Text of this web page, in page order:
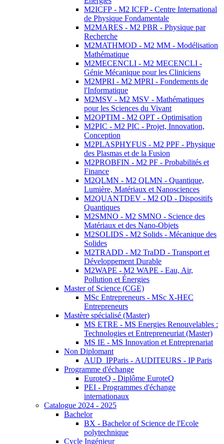
M2ICFP - M2 ICFP - Centre International
de Physique Fondamentale
M2MARES - M2 PBR - Physique par
Recherche
M2MATHMOD - M2 MM - Modélisation
Mathématique
M2MECENCLI - M2 MECENCLI -
Génie Mécanique pour les Cliniciens
M2MPRI - M2 MPRI - Fondements de
l'Informatique
M2MSV - M2 MSV - Mathématiques
pour les Sciences du Vivant
M2OPTIM - M2 OPT - Optimisation
M2PIC - M2 PIC - Projet, Innovation,
Conception
M2PLASPHYFUS - M2 PPF - Physique
des Plasmas et de la Fusion
M2PROBFIN - M2 PF - Probabilités et
Finance
M2QLMN - M2 QLMN - Quantique,
Lumière, Matériaux et Nanosciences
M2QUANTDEV - M2 QD - Dispositifs
Quantiques
M2SMNO - M2 SMNO - Science des
Matériaux et des Nano-Objets
M2SOLIDS - M2 Solids - Mécanique des
Solides
M2TRADD - M2 TraDD - Transport et
Développement Durable
M2WAPE - M2 WAPE - Eau, Air,
Pollution et Énergies
Master of Science (CGE)
MSc Entrepreneurs - MSc X-HEC
Entrepreneurs
Mastère spécialisé (Master)
MS ETRE - MS Energies Renouvelables :
Technologies et Entrepreneuriat (Master)
MS IE - MS Innovation et Entreprenariat
Non Diplomant
AUD_IPParis - AUDITEURS - IP Paris
Programme d'échange
EuroteQ - Diplôme EuroteQ
PEI - Programmes d'échange
internationaux
Catalogue 2024 - 2025
Bachelor
BX - Bachelor of Science de l'Ecole
polytechnique
Cycle Ingénieur